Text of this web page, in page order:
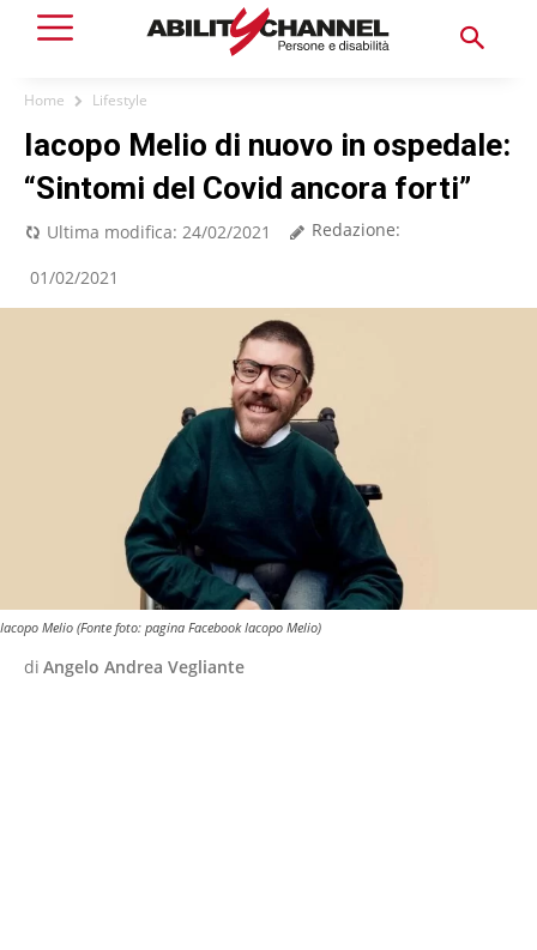
Home Lifestyle
Iacopo Melio di nuovo in ospedale:
“Sintomi del Covid ancora forti”
Ultima modifica: 24/02/2021 Redazione:
01/02/2021
Iacopo Melio (Fonte foto: pagina Facebook Iacopo Melio)
di Angelo Andrea Vegliante